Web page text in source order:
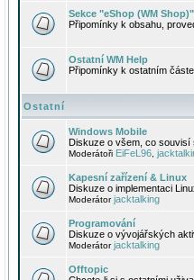
Sekce "eShop (WM Shop)"
Připomínky k obsahu,
Ostatní WM Help
Připomínky k ostatním
Ostatní
Windows Mobile
Diskuze o všem, co
Moderátoři EiFeL96
Kapesní zařízení & Linux
Diskuze o implementaci
Moderátorjacktalking
Programování
Diskuze o vývojářských
Moderátorjacktalking
Offtopic